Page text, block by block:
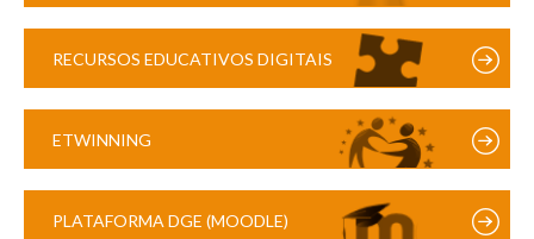
RECURSOS EDUCATIVOS DIGITAIS
ETWINNING
PLATAFORMA DGE (MOODLE)